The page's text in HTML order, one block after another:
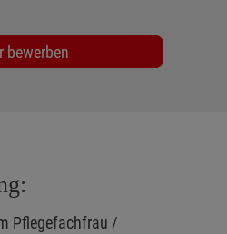
bewerben
Pflegefachfrau /